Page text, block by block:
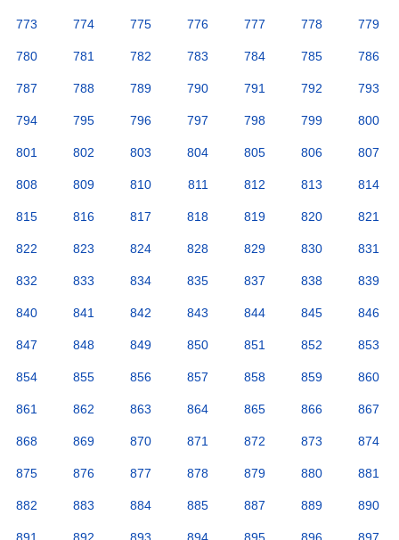
773 774 775 776 777 778 779
780 781 782 783 784 785 786
787 788 789 790 791 792 793
794 795 796 797 798 799 800
801 802 803 804 805 806 807
808 809 810 811 812 813 814
815 816 817 818 819 820 821
822 823 824 828 829 830 831
832 833 834 835 837 838 839
840 841 842 843 844 845 846
847 848 849 850 851 852 853
854 855 856 857 858 859 860
861 862 863 864 865 866 867
868 869 870 871 872 873 874
875 876 877 878 879 880 881
882 883 884 885 887 889 890
891 892 893 894 895 896 897